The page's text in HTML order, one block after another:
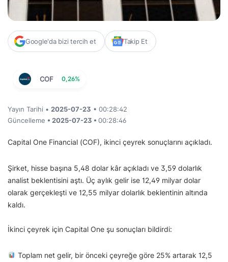
Google'da bizi tercih et Takip Et
COF 0,26%
Yayın Tarihi • 2025-07-23 • 00:28:42
Güncelleme • 2025-07-23 • 00:28:46
Capital One Financial (COF), ikinci çeyrek sonuçlarını açıkladı.
Şirket, hisse başına 5,48 dolar kâr açıkladı ve 3,59 dolarlık
analist beklentisini aştı. Üç aylık gelir ise 12,49 milyar dolar
olarak gerçekleşti ve 12,55 milyar dolarlık beklentinin altında
kaldı.
İkinci çeyrek için Capital One şu sonuçları bildirdi:
Toplam net gelir, bir önceki çeyreğe göre 25% artarak 12,5